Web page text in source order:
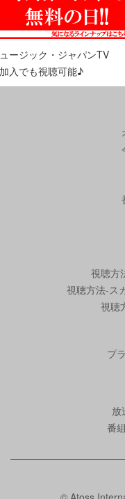
ージック・ジャパンTV
入でも視聴可能♪
視聴方
視聴方法-ス
視聴
プ
放
番